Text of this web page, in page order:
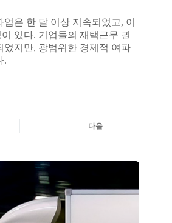
은 한 달 이상 지속되었고, 이
있다. 기업들의 재택근무 권
었지만, 광범위한 경제적 여파
.
다음